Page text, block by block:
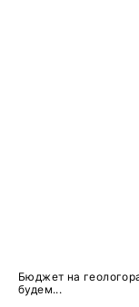
Бюджет на
будем...